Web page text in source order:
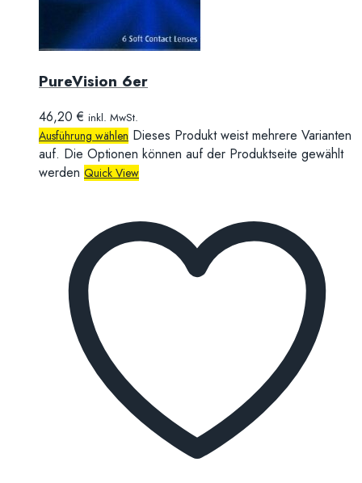
PureVision 6er
46,20€ inkl. MwSt.
Ausführung wählen Dieses Produkt weist mehrere Varianten
auf. Die Optionen können auf der Produktseite gewählt
werden Quick View